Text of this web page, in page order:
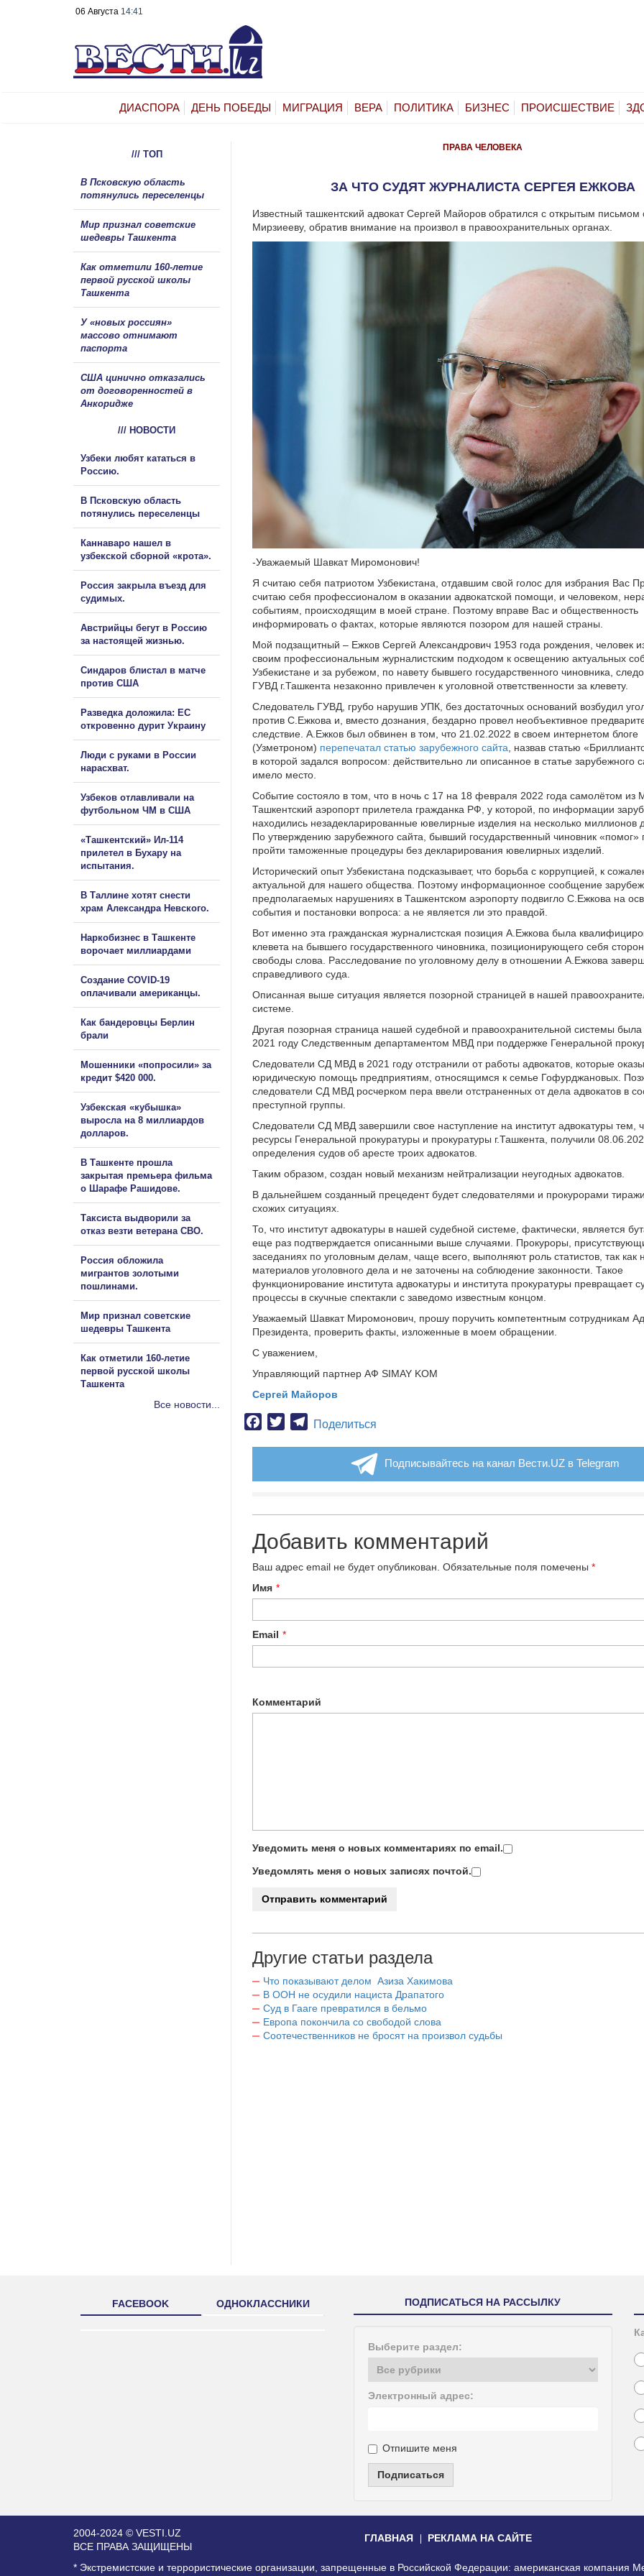
06 Августа 14:41
ДИАСПОРА ДЕНЬ ПОБЕДЫ МИГРАЦИЯ ВЕРА ПОЛИТИКА БИЗНЕС ПРОИСШЕСТВИЕ
ПРАВА ЧЕЛОВЕКА
ЗА ЧТО СУДЯТ ЖУРНАЛИСТА СЕРГЕЯ ЕЖКОВА
Известный ташкентский адвокат Сергей Майоров обратился с открытым письмом
Мирзиееву, обратив внимание на произвол в правоохранительных органах.
-Уважаемый Шавкат Миромонович!
Я считаю себя патриотом Узбекистана, отдавшим свой голос для избрания Вас
считаю себя профессионалом в оказании адвокатской помощи, и человеком,
событиям, происходящим в моей стране. Поэтому вправе Вас и общественность
информировать о фактах, которые являются позором для нашей страны.
Мой подзащитный – Ежков Сергей Александрович 1953 года рождения, человек
своим профессиональным журналистским подходом к освещению актуальных
Узбекистане и за рубежом, по навету бывшего государственного чиновника,
ГУВД г.Ташкента незаконно привлечен к уголовной ответственности за клевету.
Следователь ГУВД, грубо нарушив УПК, без достаточных оснований возбудил
против С.Ежкова и, вместо дознания, бездарно провел необъективное
следствие. А.Ежков был обвинен в том, что 21.02.2022 в своем интернетом блоге
(Узметроном) перепечатал статью зарубежного сайта, назвав статью
в которой задался вопросом: действительно ли описанное в статье зарубежного
имело место.
Событие состояло в том, что в ночь с 17 на 18 февраля 2022 года самолётом из
Ташкентский аэропорт прилетела гражданка РФ, у которой, по информации
находились незадекларированные ювелирные изделия на несколько
По утверждению зарубежного сайта, бывший государственный чиновник «помог»
пройти таможенные процедуры без декларирования ювелирных изделий.
Исторический опыт Узбекистана подсказывает, что борьба с коррупцией, к
актуальной для нашего общества. Поэтому информационное сообщение
предполагаемых нарушениях в Ташкентском аэропорту подвигло С.Ежкова на
события и постановки вопроса: а не является ли это правдой.
Вот именно эта гражданская журналистская позиция А.Ежкова была
клевета на бывшего государственного чиновника, позиционирующего себя
свободы слова. Расследование по уголовному делу в отношении А.Ежкова
справедливого суда.
Описанная выше ситуация является позорной страницей в нашей
системе.
Другая позорная страница нашей судебной и правоохранительной системы была
2021 году Следственным департаментом МВД при поддержке Генеральной
Следователи СД МВД в 2021 году отстранили от работы адвокатов, которые
юридическую помощь предприятиям, относящимся к семье Гофурджановых.
следователи СД МВД росчерком пера ввели отстраненных от дела адвокатов в
преступной группы.
Следователи СД МВД завершили свое наступление на институт адвокатуры тем,
ресурсы Генеральной прокуратуры и прокуратуры г.Ташкента, получили
определения судов об аресте троих адвокатов.
Таким образом, создан новый механизм нейтрализации неугодных адвокатов.
В дальнейшем созданный прецедент будет следователями и прокурорами
схожих ситуациях.
То, что институт адвокатуры в нашей судебной системе, фактически, является
еще раз подтверждается описанными выше случаями. Прокуроры,
заседаниях по уголовным делам, чаще всего, выполняют роль статистов, так как
материалов уголовного дела и не заточены на соблюдение законности. Такое
функционирование института адвокатуры и института прокуратуры превращает
процессы в скучные спектакли с заведомо известным концом.
Уважаемый Шавкат Миромонович, прошу поручить компетентным сотрудникам
Президента, проверить факты, изложенные в моем обращении.
С уважением,
Управляющий партнер АФ SIMAY KOM
Сергей Майоров
Facebook
TwitterTelegram
Поделиться
Подписывайтесь на канал Вести.UZ в Telegram
Добавить комментарий
Ваш адрес email не будет опубликован. Обязательные поля помечены *
Имя *
Email *
Комментарий
Уведомить меня о новых комментариях по email.
Уведомлять меня о новых записях почтой.
Другие статьи раздела
Что показывают делом Азиза Хакимова
В ООН не осудили нациста Драпатого
Суд в Гааге превратился в бельмо
Европа покончила со свободой слова
Соотечественников не бросят на произвол судьбы
/// ТОП
В Псковскую область
потянулись переселенцы
Мир признал советские
шедевры Ташкента
Как отметили 160-летие
первой русской школы
Ташкента
У «новых россиян»
массово отнимают
паспорта
США цинично отказались
от договоренностей в
Анкоридже
/// НОВОСТИ
Узбеки любят кататься в
Россию.
В Псковскую область
потянулись переселенцы
Каннаваро нашел в
узбекской сборной «крота».
Россия закрыла въезд для
судимых.
Австрийцы бегут в Россию
за настоящей жизнью.
Синдаров блистал в матче
против США
Разведка доложила: ЕС
откровенно дурит Украину
Люди с руками в России
нарасхват.
Узбеков отлавливали на
футбольном ЧМ в США
«Ташкентский» Ил-114
прилетел в Бухару на
испытания.
В Таллине хотят снести
храм Александра Невского.
Наркобизнес в Ташкенте
ворочает миллиардами
Создание COVID-19
оплачивали американцы.
Как бандеровцы Берлин
брали
Мошенники «попросили» за
кредит $420 000.
Узбекская «кубышка»
выросла на 8 миллиардов
долларов.
В Ташкенте прошла
закрытая премьера фильма
о Шарафе Рашидове.
Таксиста выдворили за
отказ везти ветерана СВО.
Россия обложила
мигрантов золотыми
пошлинами.
Мир признал советские
шедевры Ташкента
Как отметили 160-летие
первой русской школы
Ташкента
Все новости...
FACEBOOK ОДНОКЛАССНИКИ ПОДПИСАТЬСЯ НА РАССЫЛКУ
Выберите раздел:
Электронный адрес:
Отпишите меня
Подписаться
2004-2024 © VESTI.UZ
ВСЕ ПРАВА ЗАЩИЩЕНЫ
ГЛАВНАЯ РЕКЛАМА НА САЙТЕ
* Экстремистские и террористические организации, запрещенные в Российской Федерации: американская компания